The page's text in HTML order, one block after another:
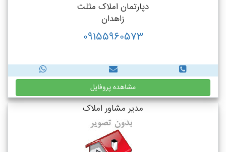
دپارتمان املاک مثلث
زاهدان
09155960573
مشاهده پروفایل
مدیر مشاور املاک